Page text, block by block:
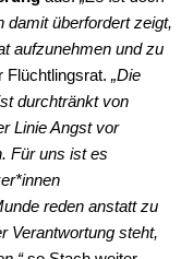
damit überfordert zeigt,
aufzunehmen und zu
Flüchtlingsrat. „Die
durchtränkt von
Linie Angst vor
Für uns ist es
reden anstatt zu
Verantwortung steht,